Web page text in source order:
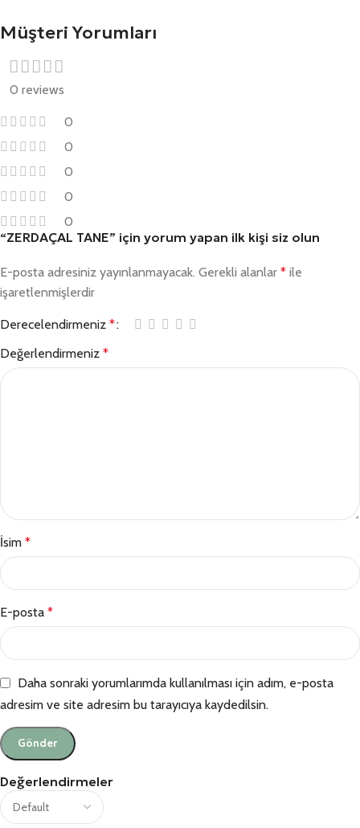
Müşteri Yorumları
0 reviews
0
0
0
0
0
Değerlendirmeler
“ZERDAÇAL TANE” için yorum yapan ilk kişi siz olun
E-posta adresiniz yayınlanmayacak. Gerekli alanlar * ile
işaretlenmişlerdir
Derecelendirmeniz *
Değerlendirmeniz *
İsim *
E-posta *
Daha sonraki yorumlarımda kullanılması için adım, e-posta
adresim ve site adresim bu tarayıcıya kaydedilsin.